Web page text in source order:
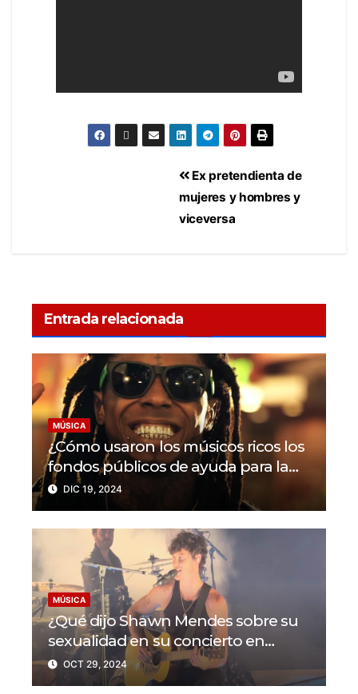
Ex pretendienta de
mujeres y hombres y
viceversa
Entrada relacionada
MÚSICA
¿Cómo usaron los músicos ricos los
fondos públicos de ayuda para la
pandemia en EEUU?
DIC 19, 2024
MÚSICA
¿Qué dijo Shawn Mendes sobre su
sexualidad en su concierto en
Colorado?
OCT 29, 2024